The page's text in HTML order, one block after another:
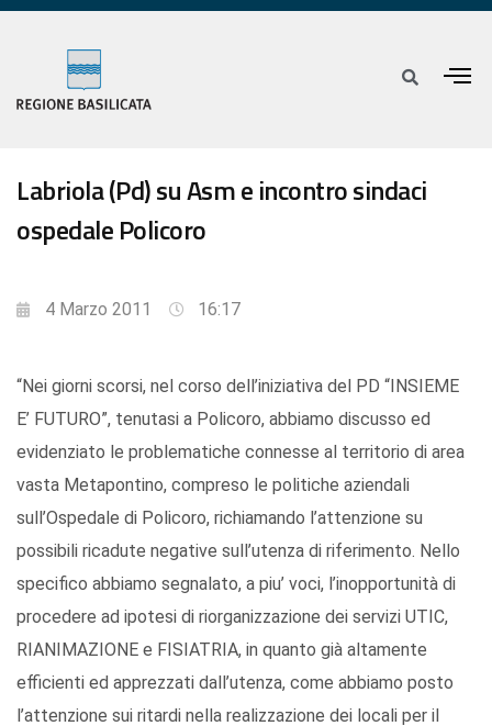
Labriola (Pd) su Asm e incontro sindaci
ospedale Policoro
4 Marzo 2011 16:17
“Nei giorni scorsi, nel corso dell’iniziativa del PD “INSIEME
E’ FUTURO”, tenutasi a Policoro, abbiamo discusso ed
evidenziato le problematiche connesse al territorio di area
vasta Metapontino, compreso le politiche aziendali
sull’Ospedale di Policoro, richiamando l’attenzione su
possibili ricadute negative sull’utenza di riferimento. Nello
specifico abbiamo segnalato, a piu’ voci, l’inopportunità di
procedere ad ipotesi di riorganizzazione dei servizi UTIC,
RIANIMAZIONE e FISIATRIA, in quanto già altamente
efficienti ed apprezzati dall’utenza, come abbiamo posto
l’attenzione sui ritardi nella realizzazione dei locali per il